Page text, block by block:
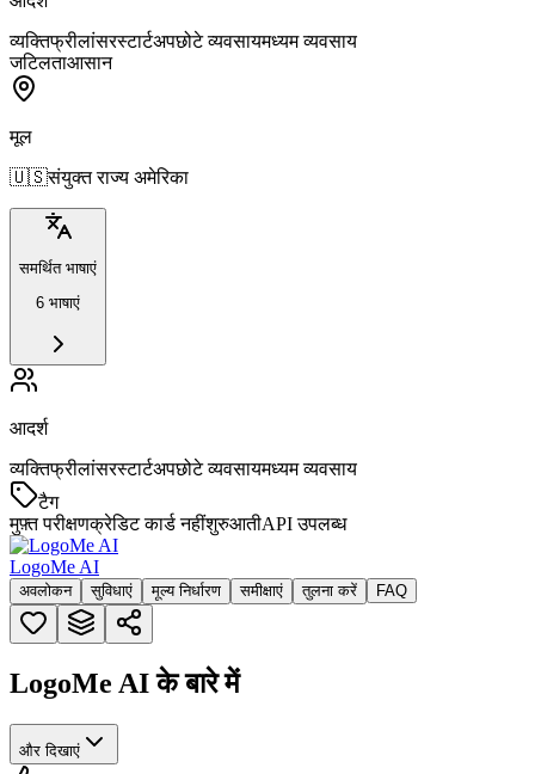
व्यक्तिफ्रीलांसरस्टार्टअपछोटे व्यवसायमध्यम व्यवसाय
जटिलताआसान
मूल
🇺🇸संयुक्त राज्य अमेरिका
समर्थित भाषाएं
6 भाषाएं
आदर्श
व्यक्तिफ्रीलांसरस्टार्टअपछोटे व्यवसायमध्यम व्यवसाय
टैग
मुफ़्त परीक्षणक्रेडिट कार्ड नहींशुरुआतीAPI उपलब्ध
LogoMe AI
अवलोकन सुविधाएं मूल्य निर्धारण समीक्षाएं तुलना करें FAQ
LogoMe AI के बारे में
और दिखाएं